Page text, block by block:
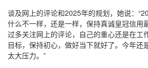
谈及网上的评论和2025年的规划，她说：
什么不一样，还是一样，保持真诚皇冠信用
过多关注网上的评论，自己的重心还是在工
目标，保持初心，做好当下就好了。今年还
太大压力。”